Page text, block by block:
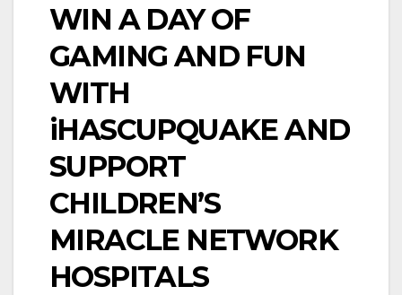
WIN A DAY OF
GAMING AND FUN
WITH
iHASCUPQUAKE AND
SUPPORT
CHILDREN’S
MIRACLE NETWORK
HOSPITALS